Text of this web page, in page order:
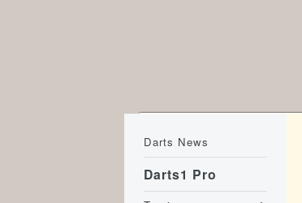
Darts News
Darts1 Pro